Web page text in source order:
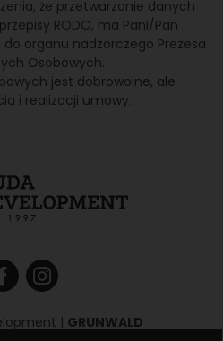
że przetwarzanie danych
RODO, ma Pani/Pan
organu nadzorczego Prezesa
Osobowych.
jest dobrowolne, ale
i realizacji umowy.
| GRUNWALD